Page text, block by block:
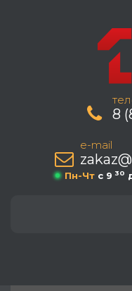
8
e-mail
Пн-Чт c 9 30